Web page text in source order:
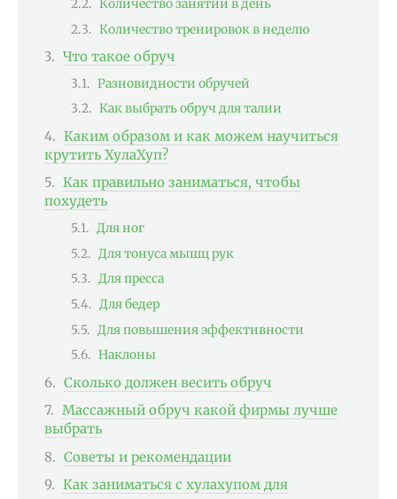
Количество занятий в день
Количество тренировок в неделю
Что такое обруч
Разновидности обручей
Как выбрать обруч для талии
Каким образом и как можем научиться
крутить ХулаХуп?
Как правильно заниматься, чтобы
похудеть
Для ног
Для тонуса мышц рук
Для пресса
Для бедер
Для повышения эффективности
Наклоны
Сколько должен весить обруч
Массажный обруч какой фирмы лучше
выбрать
Советы и рекомендации
Как заниматься с хулахупом для